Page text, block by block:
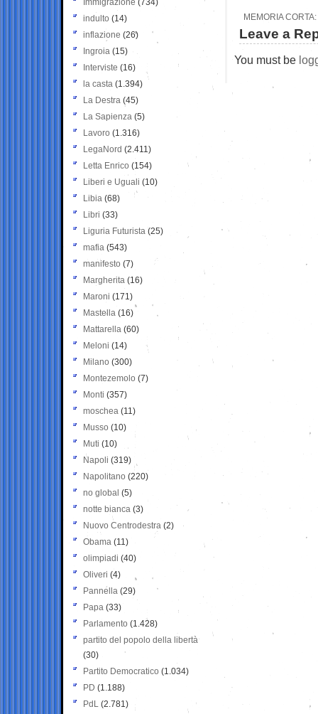
MEMORIA
Leave a
You must be
Immigrazione (734)
indulto (14)
inflazione (26)
Ingroia (15)
Interviste (16)
la casta (1.394)
La Destra (45)
La Sapienza (5)
Lavoro (1.316)
LegaNord (2.411)
Letta Enrico (154)
Liberi e Uguali (10)
Libia (68)
Libri (33)
Liguria Futurista (25)
mafia (543)
manifesto (7)
Margherita (16)
Maroni (171)
Mastella (16)
Mattarella (60)
Meloni (14)
Milano (300)
Montezemolo (7)
Monti (357)
moschea (11)
Musso (10)
Muti (10)
Napoli (319)
Napolitano (220)
no global (5)
notte bianca (3)
Nuovo Centrodestra (2)
Obama (11)
olimpiadi (40)
Oliveri (4)
Pannella (29)
Papa (33)
Parlamento (1.428)
partito del popolo della libertà
(30)
Partito Democratico (1.034)
PD (1.188)
PdL (2.781)